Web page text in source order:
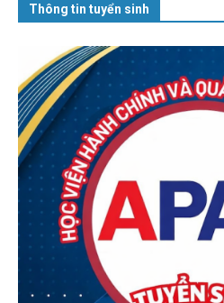
Thông tin tuyển sinh